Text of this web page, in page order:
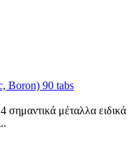
Boron) 90 tabs
σημαντικά μέταλλα ειδικά